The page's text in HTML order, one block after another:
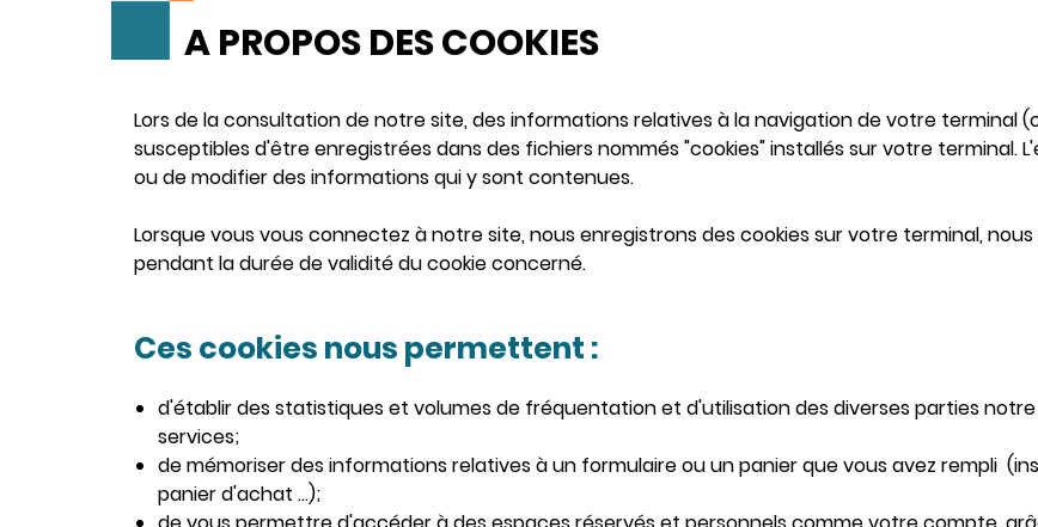
A PROPOS DES COOKIES
Lors de la consultation de notre site, des informations relatives à la navigation de votre terminal
susceptibles d'être enregistrées dans des fichiers nommés "cookies" installés sur votre terminal.
ou de modifier des informations qui y sont contenues.
Lorsque vous vous connectez à notre site, nous enregistrons des cookies sur votre terminal,
pendant la durée de validité du cookie concerné.
Ces cookies nous permettent :
d'établir des statistiques et volumes de fréquentation et d'utilisation des diverses parties
services;
de mémoriser des informations relatives à un formulaire ou un panier que vous avez rempli
panier d'achat ...);